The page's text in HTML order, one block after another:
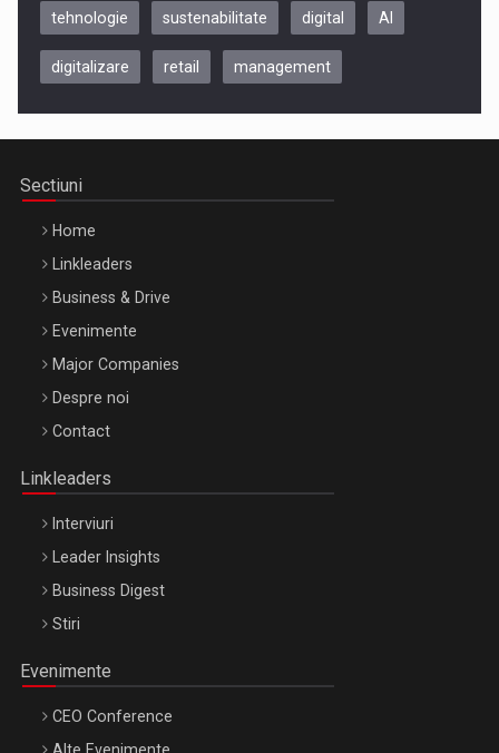
Be Inspired. Make it Happen!, ARTEMIS LETO, ORADEA, 8
Octombrie
Oradea – 8 Oct 2026
tehnologie sustenabilitate digital AI
digitalizare retail management
Sectiuni
Home
Linkleaders
Business & Drive
Evenimente
Major Companies
Despre noi
Contact
Linkleaders
Interviuri
Leader Insights
Business Digest
Stiri
Evenimente
CEO Conference